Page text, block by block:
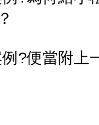
例?便當附上